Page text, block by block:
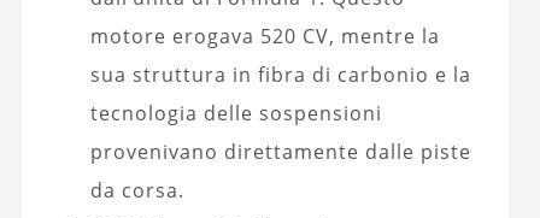
motore erogava 520 CV, mentre la
sua struttura in fibra di carbonio e la
tecnologia delle sospensioni
provenivano direttamente dalle piste
da corsa.